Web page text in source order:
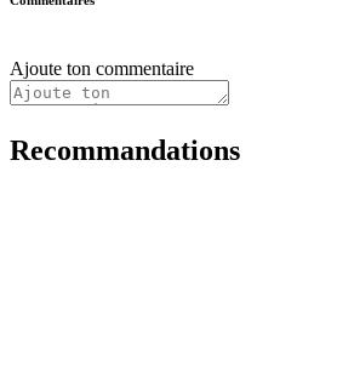
Ajoute ton commentaire
Recommandations